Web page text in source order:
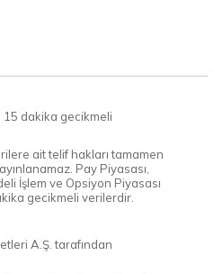
15 dakika gecikmeli
ait telif hakları tamamen
Pay Piyasası,
İşlem ve Opsiyon Piyasası
gecikmeli verilerdir.
A.Ş. tarafından